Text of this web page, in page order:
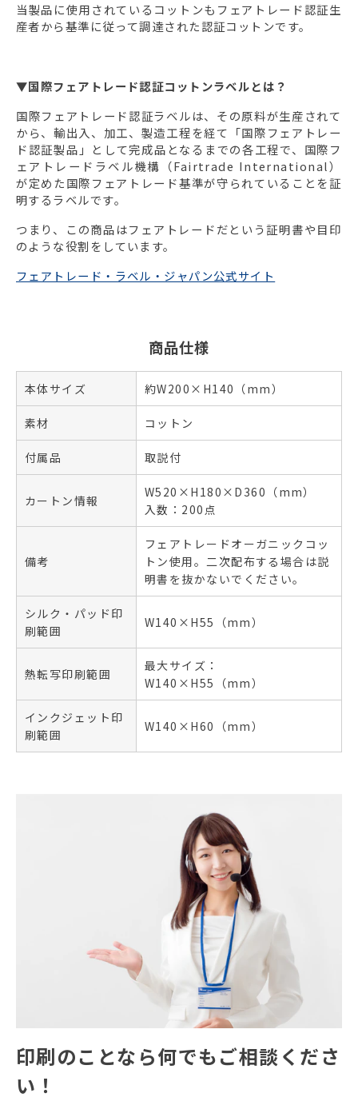
当製品に使用されているコットンもフェアトレード認証生
産者から基準に従って調達された認証コットンです。
▼国際フェアトレード認証コットンラベルとは？
国際フェアトレード認証ラベルは、その原料が生産されて
から、輸出入、加工、製造工程を経て「国際フェアトレー
ド認証製品」として完成品となるまでの各工程で、国際フ
ェアトレードラベル機構（Fairtrade International）
が定めた国際フェアトレード基準が守られていることを証
明するラベルです。
つまり、この商品はフェアトレードだという証明書や目印
のような役割をしています。
フェアトレード・ラベル・ジャパン公式サイト
商品仕様
本体サイズ 約W200×H140（mm）
素材 コットン
付属品 取説付
カートン情報
W520×H180×D360（mm）
入数：200点
備考
フェアトレードオーガニックコッ
トン使用。二次配布する場合は説
明書を抜かないでください。
シルク・パッド印
刷範囲
W140×H55（mm）
熱転写印刷範囲
最大サイズ：
W140×H55（mm）
インクジェット印
刷範囲
W140×H60（mm）
印刷のことなら何でもご相談くださ
い！